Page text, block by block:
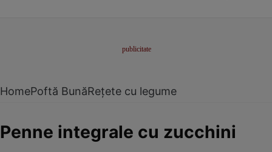
HomePoftă BunăRețete cu legume
Penne integrale cu zucchini